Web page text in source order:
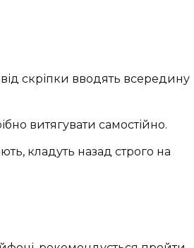
скріпки вводять всередину
витягувати самостійно.
кладуть назад строго на